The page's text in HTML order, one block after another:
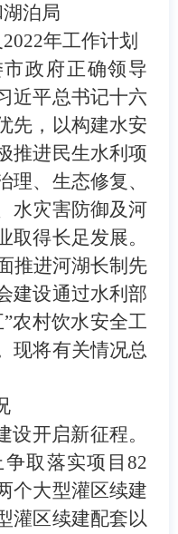
泊局
2022年工作计划
政府正确领导
近平总书记十六
先，以构建水安
推进民生水利项
理、生态修复、
水灾害防御及河
取得长足发展。
推进河湖长制先
建设通过水利部
”农村饮水安全工
现将有关情况总
设开启新征程。
争取落实项目82
个大型灌区续建
灌区续建配套以